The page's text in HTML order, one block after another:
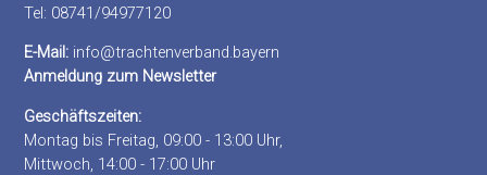
Tel: 08741/94977120
E-Mail: info@trachtenverband.bayern
Anmeldung zum Newsletter
Geschäftszeiten:
Montag bis Freitag, 09:00 - 13:00 Uhr,
Mittwoch, 14:00 - 17:00 Uhr